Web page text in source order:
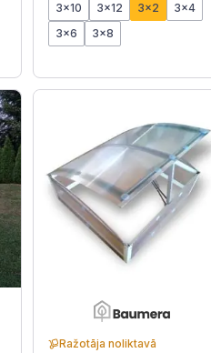
3x10 3x12 3x2
3x4
3x6
3x8
Ražotāja noliktavā